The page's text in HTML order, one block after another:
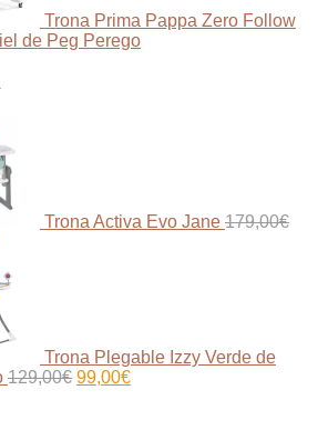
Trona Prima Pappa Zero Follow
de Peg Perego
Trona Activa Evo Jane 179,00€
Trona Plegable Izzy Verde de
129,00€ El
99,00€El